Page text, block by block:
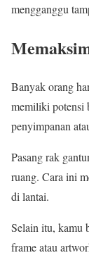
mengganggu
Banyak orang
memiliki potensi
penyimpanan
Pasang rak
ruang. Cara ini
di lantai.
Selain itu, kamu
frame atau